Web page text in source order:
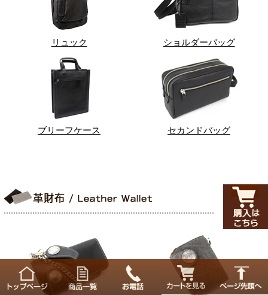
リュック ショルダーバッグ
ブリーフケース セカンドバッグ